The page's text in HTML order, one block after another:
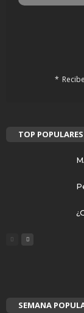
TOP POPULARES
SEMANA